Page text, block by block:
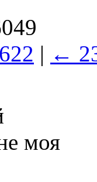
| ←
моя